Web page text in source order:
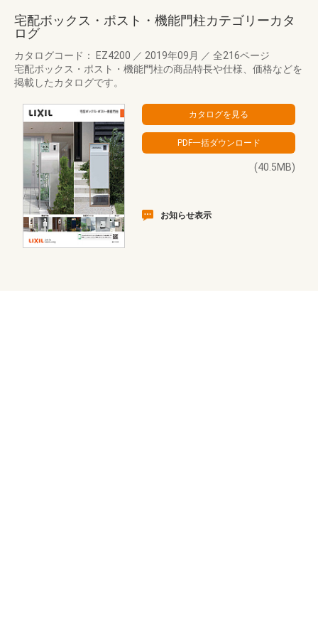
宅配ボックス・ポスト・機能門柱カテゴリーカタ
ログ
カタログコード： EZ4200 ／ 2019年09月 ／ 全216ページ
宅配ボックス・ポスト・機能門柱の商品特長や仕様、価格などを
掲載したカタログです。
(40.5MB)
お知らせ表示